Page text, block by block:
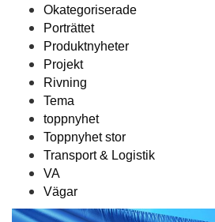
Okategoriserade
Porträttet
Produktnyheter
Projekt
Rivning
Tema
toppnyhet
Toppnyhet stor
Transport & Logistik
VA
Vägar